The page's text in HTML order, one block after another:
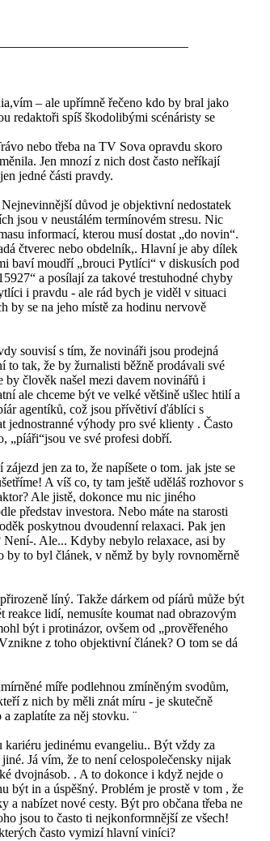
– ale upřímně řečeno kdo by bral jako
redaktoři spíš škodolibými scénáristy se
nebo třeba na TV Sova opravdu skoro
Jen mnozí z nich dost často neříkají
jedné části pravdy.
důvod je objektivní nedostatek
jsou v neustálém termínovém stresu. Nic
informací, kterou musí dostat „do novin“.
čtverec nebo obdelník,. Hlavní je aby dílek
baví moudří „brouci Pytlíci“ v diskusích pod
a posílají za takové trestuhodné chyby
i pravdu - ale rád bych je viděl v situaci
by se na jeho místě za hodinu nervově
souvisí s tím, že novináři jsou prodejná
to tak, že by žurnalisti běžně prodávali své
člověk našel mezi davem novinářů i
ale chceme být ve velké většině ušlec htilí a
agentíků, což jsou přívětiví ďáblíci s
jednostranné výhody pro své klienty . Často
„píáři“jsou ve své profesi dobří.
jen za to, že napíšete o tom. jak jste se
A víš co, ty tam ještě uděláš rozhovor s
Ale jistě, dokonce mu nic jiného
představ investora. Nebo máte na starosti
poskytnou dvoudenní relaxaci. Pak jen
Není-. Ale... Kdyby nebylo relaxace, asi by
by to byl článek, v němž by byly rovnoměrně
líný. Takže dárkem od píárů může být
reakce lidí, nemusíte koumat nad obrazovým
být i protinázor, ovšem od „prověřeného
z toho objektivní článek? O tom se dá
míře podlehnou zmíněným svodům,
z nich by měli znát míru - je skutečně
zaplatíte za něj stovku. ¨
kariéru jedinému evangeliu.. Být vždy za
Já vím, že to není celospolečensky nijak
dvojnásob. . A to dokonce i když nejde o
být in a úspěšný. Problém je prostě v tom , že
a nabízet nové cesty. Být pro občana třeba ne
jsou to často ti nejkonformnější ze všech!
často vymizí hlavní viníci?